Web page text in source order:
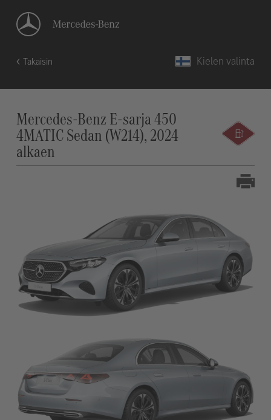
Takaisin Kielen valinta
Mercedes-Benz E-sarja 450
4MATIC Sedan (W214), 2024
alkaen